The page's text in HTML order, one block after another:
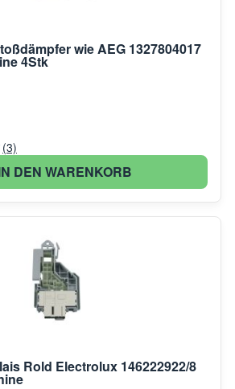
wie AEG 1327804017
4Stk
(3)
DEN WARENKORB
Rold Electrolux 146222922/8